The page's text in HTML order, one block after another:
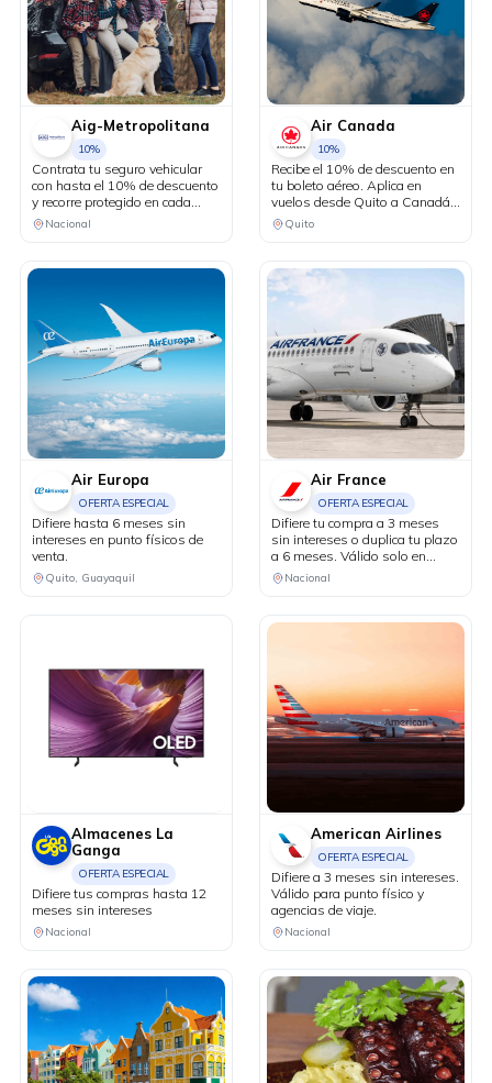
Aig-Metropolitana
10%
Contrata tu seguro vehicular
con hasta el 10% de descuento
y recorre protegido en cada
kilómetro. Adicionalmente,
recibe una revisión vehicular
matriculación de tu auto sin
Nacional
Air Canada
10%
Recibe el 10% de descuento en
tu boleto aéreo. Aplica en
vuelos desde Quito a Canadá y
Estados Unidos en conexión
vía Bogotá.
Quito
Air Europa
OFERTA ESPECIAL
Difiere hasta 6 meses sin
intereses en punto físicos de
venta.
Quito, Guayaquil
Air France
OFERTA ESPECIAL
Difiere tu compra a 3 meses
sin intereses o duplica tu plazo
a 6 meses. Válido solo en
puntos de venta físicos y
agencias de viaje.
Nacional
Almacenes La
Ganga
OFERTA ESPECIAL
Difiere tus compras hasta 12
meses sin intereses
Nacional
American Airlines
OFERTA ESPECIAL
Difiere a 3 meses sin intereses.
Válido para punto físico y
agencias de viaje.
Nacional